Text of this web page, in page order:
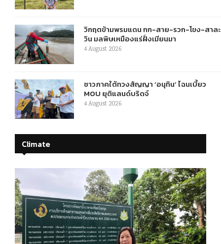
วิกฤตข้ามพรมแดน กก-สาย-รวก-โขง-สาละ
วิน มลพิษเหมืองแร่ฝั่งเมียนมา
4 August 2026
ชาวภาคใต้ทวงสัญญา ‘อนุทิน’ ไฉนเบี้ยว
MOU ยุติแลนด์บริดจ์
4 August 2026
Climate